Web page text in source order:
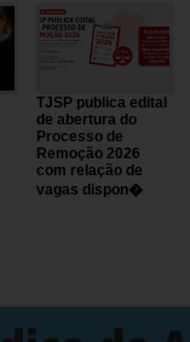
TJSP publica edital
de abertura do
Processo de
Remoção 2026
com relação de
vagas dispon�